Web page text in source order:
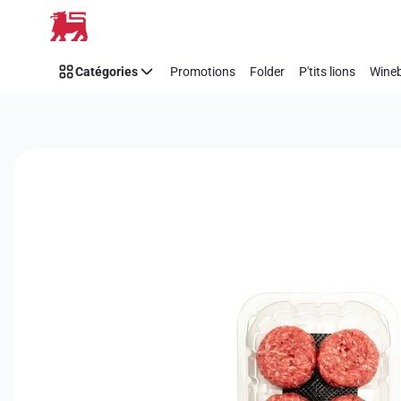
Passer
Catégories Promotions Folder P'tits lions